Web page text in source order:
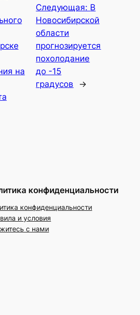
на
Следующая: В
Новосибирской
области
прогнозируется
похолодание
до -15
градусов
→
конфиденциальности
конфиденциальности
и условия
с нами